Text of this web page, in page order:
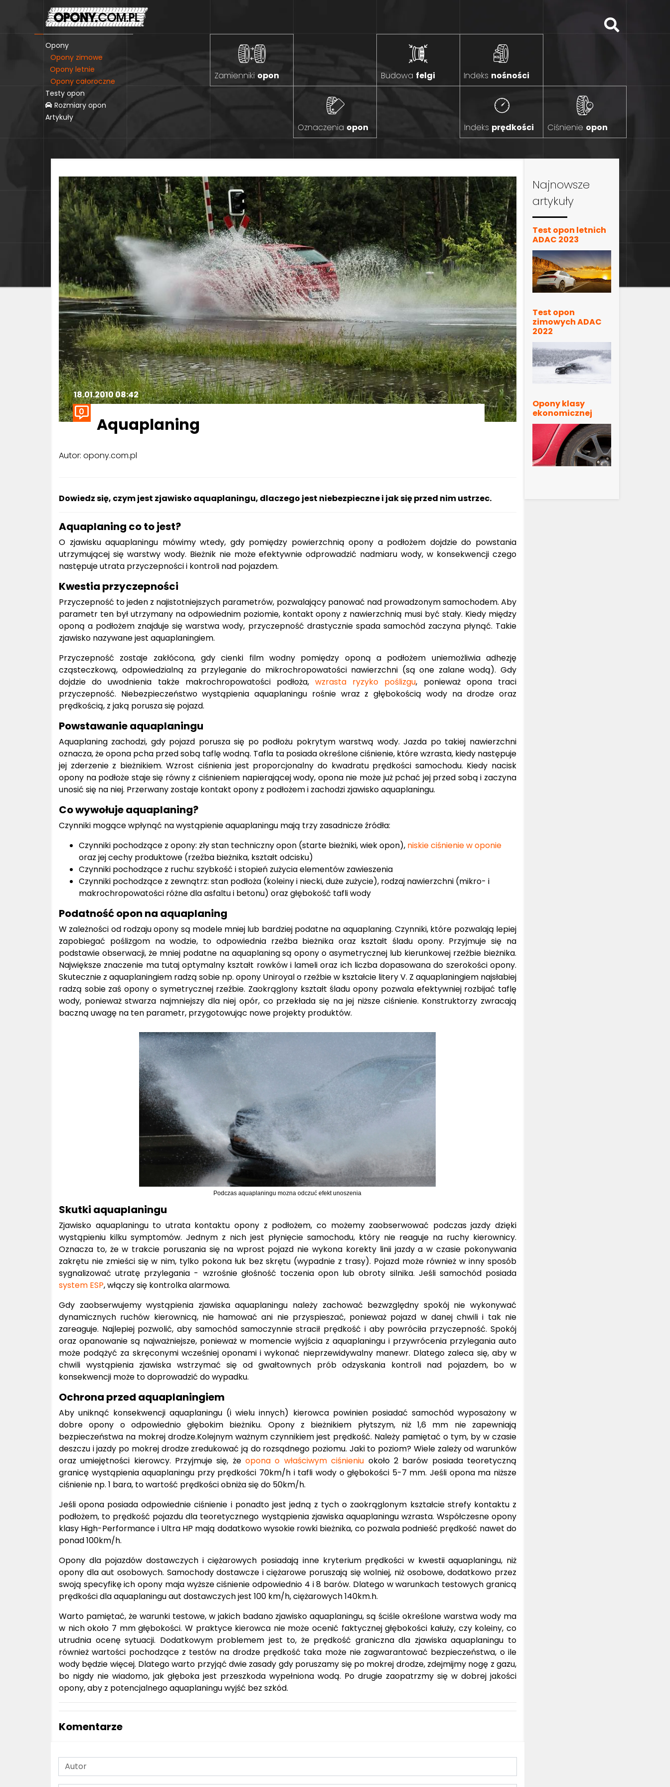
Opony
Opony zimowe
Opony letnie
Opony całoroczne
Testy opon
Rozmiary opon
Artykuły
Zamienniki opon Budowa felgi Indeks nośności
Indeks prędkości Ciśnienie opon
Oznaczenia opon
18.01.2010 08:42
0
Aquaplaning
Autor: opony.com.pl
Dowiedz się, czym jest zjawisko aquaplaningu, dlaczego jest niebezpieczne i jak się przed nim ustrzec.
Aquaplaning co to jest?
O zjawisku aquaplaningu mówimy wtedy, gdy pomiędzy powierzchnią opony a podłożem dojdzie do powstania
utrzymującej się warstwy wody. Bieżnik nie może efektywnie odprowadzić nadmiaru wody, w konsekwencji czego
następuje utrata przyczepności i kontroli nad pojazdem.
Kwestia przyczepności
Przyczepność to jeden z najistotniejszych parametrów, pozwalający panować nad prowadzonym samochodem. Aby
parametr ten był utrzymany na odpowiednim poziomie, kontakt opony z nawierzchnią musi być stały. Kiedy między
oponą a podłożem znajduje się warstwa wody, przyczepność drastycznie spada samochód zaczyna płynąć. Takie
zjawisko nazywane jest aquaplaningiem.
Przyczepność zostaje zakłócona, gdy cienki film wodny pomiędzy oponą a podłożem uniemożliwia adhezję
cząsteczkową, odpowiedzialną za przyleganie do mikrochropowatości nawierzchni (są one zalane wodą). Gdy
dojdzie do uwodnienia także makrochropowatości podłoża,wzrasta ryzyko poślizgu, ponieważ opona traci
przyczepność. Niebezpieczeństwo wystąpienia aquaplaningu rośnie wraz z głębokością wody na drodze oraz
prędkością, z jaką porusza się pojazd.
Powstawanie aquaplaningu
Aquaplaning zachodzi, gdy pojazd porusza się po podłożu pokrytym warstwą wody. Jazda po takiej nawierzchni
oznacza, że opona pcha przed sobą taflę wodną. Tafla ta posiada określone ciśnienie, które wzrasta, kiedy następuje
jej zderzenie z bieżnikiem. Wzrost ciśnienia jest proporcjonalny do kwadratu prędkości samochodu. Kiedy nacisk
opony na podłoże staje się równy z ciśnieniem napierającej wody, opona nie może już pchać jej przed sobą i zaczyna
unosić się na niej. Przerwany zostaje kontakt opony z podłożem i zachodzi zjawisko aquaplaningu.
Co wywołuje aquaplaning?
Czynniki mogące wpłynąć na wystąpienie aquaplaningu mają trzy zasadnicze źródła:
Czynniki pochodzące z opony: zły stan techniczny opon (starte bieżniki, wiek opon), niskie ciśnienie w oponie
oraz jej cechy produktowe (rzeźba bieżnika, kształt odcisku)
Czynniki pochodzące z ruchu: szybkość i stopień zużycia elementów zawieszenia
Czynniki pochodzące z zewnątrz: stan podłoża (koleiny i niecki, duże zużycie), rodzaj nawierzchni (mikro- i
makrochropowatości różne dla asfaltu i betonu) oraz głębokość tafli wody
Podatność opon na aquaplaning
W zależności od rodzaju opony są modele mniej lub bardziej podatne na aquaplaning. Czynniki, które pozwalają lepiej
zapobiegać poślizgom na wodzie, to odpowiednia rzeźba bieżnika oraz kształt śladu opony. Przyjmuje się na
podstawie obserwacji, że mniej podatne na aquaplaning są opony o asymetrycznej lub kierunkowej rzeźbie bieżnika.
Największe znaczenie ma tutaj optymalny kształt rowków i lameli oraz ich liczba dopasowana do szerokości opony.
Skutecznie z aquaplaningiem radzą sobie np. opony Uniroyal o rzeźbie w kształcie litery V. Z aquaplaningiem najsłabiej
radzą sobie zaś opony o symetrycznej rzeźbie. Zaokrąglony kształt śladu opony pozwala efektywniej rozbijać taflę
wody, ponieważ stwarza najmniejszy dla niej opór, co przekłada się na jej niższe ciśnienie. Konstruktorzy zwracają
baczną uwagę na ten parametr, przygotowując nowe projekty produktów.
Podczas aquaplaningu mozna odczuć efekt unoszenia
Skutki aquaplaningu
Zjawisko aquaplaningu to utrata kontaktu opony z podłożem, co możemy zaobserwować podczas jazdy dzięki
wystąpieniu kilku symptomów. Jednym z nich jest płynięcie samochodu, który nie reaguje na ruchy kierownicy.
Oznacza to, że w trakcie poruszania się na wprost pojazd nie wykona korekty linii jazdy a w czasie pokonywania
zakrętu nie zmieści się w nim, tylko pokona łuk bez skrętu (wypadnie z trasy). Pojazd może również w inny sposób
sygnalizować utratę przylegania - wzrośnie głośność toczenia opon lub obroty silnika. Jeśli samochód posiada
system ESP, włączy się kontrolka alarmowa.
Gdy zaobserwujemy wystąpienia zjawiska aquaplaningu należy zachować bezwzględny spokój nie wykonywać
dynamicznych ruchów kierownicą, nie hamować ani nie przyspieszać, ponieważ pojazd w danej chwili i tak nie
zareaguje. Najlepiej pozwolić, aby samochód samoczynnie stracił prędkość i aby powróciła przyczepność. Spokój
oraz opanowanie są najważniejsze, ponieważ w momencie wyjścia z aquaplaningu i przywrócenia przylegania auto
może podążyć za skręconymi wcześniej oponami i wykonać nieprzewidywalny manewr. Dlatego zaleca się, aby w
chwili wystąpienia zjawiska wstrzymać się od gwałtownych prób odzyskania kontroli nad pojazdem, bo w
konsekwencji może to doprowadzić do wypadku.
Ochrona przed aquaplaningiem
Aby uniknąć konsekwencji aquaplaningu (i wielu innych) kierowca powinien posiadać samochód wyposażony w
dobre opony o odpowiednio głębokim bieżniku. Opony z bieżnikiem płytszym, niż 1,6 mm nie zapewniają
bezpieczeństwa na mokrej drodze.Kolejnym ważnym czynnikiem jest prędkość. Należy pamiętać o tym, by w czasie
deszczu i jazdy po mokrej drodze zredukować ją do rozsądnego poziomu. Jaki to poziom? Wiele zależy od warunków
oraz umiejętności kierowcy. Przyjmuje się, żeopona o właściwym ciśnieniu około 2 barów posiada teoretyczną
granicę wystąpienia aquaplaningu przy prędkości 70km/h i tafli wody o głębokości 5-7 mm. Jeśli opona ma niższe
ciśnienie np. 1 bara, to wartość prędkości obniża się do 50km/h.
Jeśli opona posiada odpowiednie ciśnienie i ponadto jest jedną z tych o zaokrąglonym kształcie strefy kontaktu z
podłożem, to prędkość pojazdu dla teoretycznego wystąpienia zjawiska aquaplaningu wzrasta. Współczesne opony
klasy High-Performance i Ultra HP mają dodatkowo wysokie rowki bieżnika, co pozwala podnieść prędkość nawet do
ponad 100km/h.
Opony dla pojazdów dostawczych i ciężarowych posiadają inne kryterium prędkości w kwestii aquaplaningu, niż
opony dla aut osobowych. Samochody dostawcze i ciężarowe poruszają się wolniej, niż osobowe, dodatkowo przez
swoją specyfikę ich opony maja wyższe ciśnienie odpowiednio 4 i 8 barów. Dlatego w warunkach testowych granicą
prędkości dla aquaplaningu aut dostawczych jest 100 km/h, ciężarowych 140km.h.
Warto pamiętać, że warunki testowe, w jakich badano zjawisko aquaplaningu, są ściśle określone warstwa wody ma
w nich około 7 mm głębokości. W praktyce kierowca nie może ocenić faktycznej głębokości kałuży, czy koleiny, co
utrudnia ocenę sytuacji. Dodatkowym problemem jest to, że prędkość graniczna dla zjawiska aquaplaningu to
również wartości pochodzące z testów na drodze prędkość taka może nie zagwarantować bezpieczeństwa, o ile
wody będzie więcej. Dlatego warto przyjąć dwie zasady gdy poruszamy się po mokrej drodze, zdejmijmy nogę z gazu,
bo nigdy nie wiadomo, jak głęboka jest przeszkoda wypełniona wodą. Po drugie zaopatrzmy się w dobrej jakości
opony, aby z potencjalnego aquaplaningu wyjść bez szkód.
Komentarze
Najnowsze
artykuły
Test opon letnich
ADAC 2023
Test opon
zimowych ADAC
2022
Opony klasy
ekonomicznej